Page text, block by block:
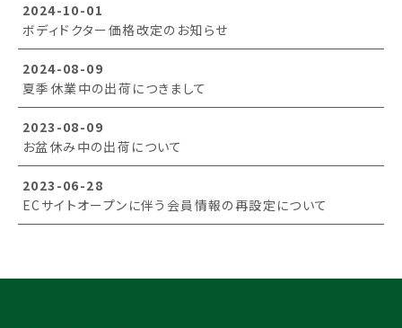
2024-10-01
ボディドクター価格改定のお知らせ
2024-08-09
夏季休業中の出荷につきまして
2023-08-09
お盆休み中の出荷について
2023-06-28
ECサイトオープンに伴う会員情報の再設定について